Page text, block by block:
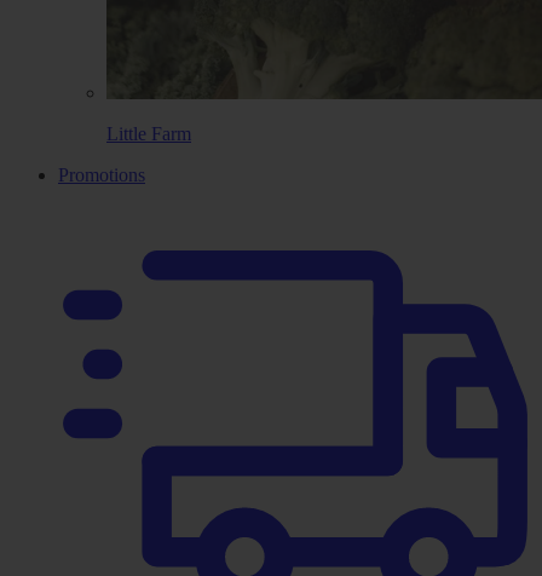
Little Farm
Promotions